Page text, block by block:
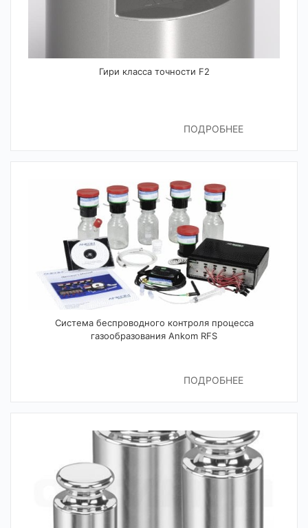
Гири класса точности F2
ПОДРОБНЕЕ
Система беспроводного контроля процесса
газообразования Ankom RFS
ПОДРОБНЕЕ